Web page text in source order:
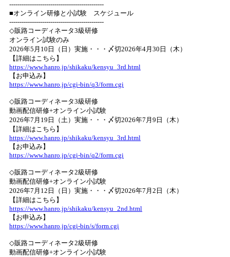
----------------------------------------------
■オンライン研修と小試験 スケジュール
----------------------------------------------
◇販路コーディネータ3級研修
オンライン試験のみ
2026年5月10日（日）実施・・・〆切2026年4月30日（木）
【詳細はこちら】
https://www.hanro.jp/shikaku/kensyu_3rd.html
【お申込み】
https://www.hanro.jp/cgi-bin/q3/form.cgi
◇販路コーディネータ3級研修
動画配信研修+オンライン小試験
2026年7月19日（土）実施・・・〆切2026年7月9日（木）
【詳細はこちら】
https://www.hanro.jp/shikaku/kensyu_3rd.html
【お申込み】
https://www.hanro.jp/cgi-bin/q2/form.cgi
◇販路コーディネータ2級研修
動画配信研修+オンライン小試験
2026年7月12日（日）実施・・・〆切2026年7月2日（木）
【詳細はこちら】
https://www.hanro.jp/shikaku/kensyu_2nd.html
【お申込み】
https://www.hanro.jp/cgi-bin/s/form.cgi
◇販路コーディネータ2級研修
動画配信研修+オンライン小試験